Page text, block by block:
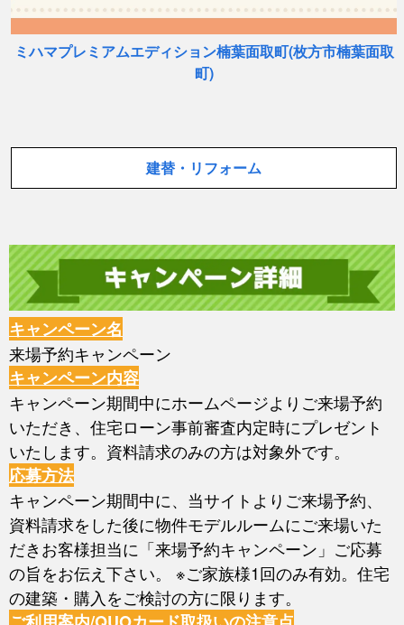
ミハマプレミアムエディション楠葉面取町(枚方市楠葉面取
町)
建替・リフォーム
キャンペーン名
来場予約キャンペーン
キャンペーン内容
キャンペーン期間中にホームページよりご来場予約
いただき、住宅ローン事前審査内定時にプレゼント
いたします。資料請求のみの方は対象外です。
応募方法
キャンペーン期間中に、当サイトよりご来場予約、
資料請求をした後に物件モデルルームにご来場いた
だきお客様担当に「来場予約キャンペーン」ご応募
の旨をお伝え下さい。 ※ご家族様1回のみ有効。住宅
の建築・購入をご検討の方に限ります。